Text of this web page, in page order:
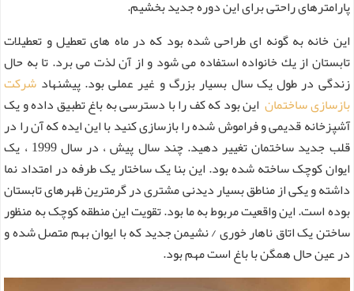
پارامترهای راحتی برای این دوره جدید بخشیم.
این خانه به گونه ای طراحی شده بود كه در ماه های تعطیل و تعطیلات
تابستان از یك خانواده استفاده می شود و از آن لذت می برد. تا به حال
زندگی در طول یک سال بسیار بزرگ و غیر عملی بود. پیشنهاد شرکت
بازسازی ساختماناین بود که کف را با دسترسی به باغ تطبیق داده و یک
آشپزخانه قدیمی و فراموش شده را بازسازی کنید با این ایده که آن را در
قلب جدید ساختمان تغییر دهید. چند سال پیش ، در سال 1999 ، یک
ایوان کوچک ساخته شده بود. این بنا یک ساختار یک طرفه در امتداد نما
داشته و یکی از مناطق بسیار دیدنی مشتری در گرمترین ظهرهای تابستان
بوده است. این واقعیت مربوط به ما بود. تقویت این منطقه کوچک به منظور
ساختن یک اتاق ناهار خوری / نشیمن جدید که با ایوان بهم متصل شده و
در عین حال همگن با باغ است مهم بود.